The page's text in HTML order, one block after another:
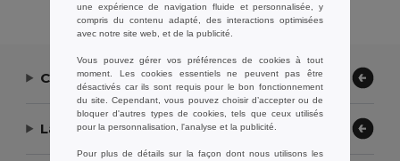
Contactez-nous
Laissez-nous vous aider
une expérience de navigation fluide et personnalisée, y
compris du contenu adapté, des interactions optimisées
avec notre site web, et de la publicité.
Vous pouvez gérer vos préférences de cookies à tout
moment. Les cookies essentiels ne peuvent pas être
désactivés car ils sont requis pour le bon fonctionnement
du site. Cependant, vous pouvez choisir d’accepter ou de
bloquer d'autres types de cookies, tels que ceux utilisés
pour la personnalisation, l'analyse et la publicité.
Pour plus de détails sur la façon dont nous utilisons les